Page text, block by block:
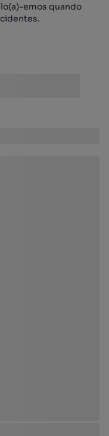
emos quando